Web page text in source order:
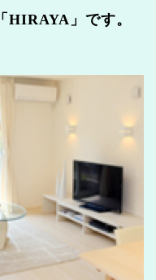
HIRAYA」です。